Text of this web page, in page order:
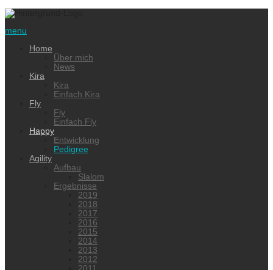
menu
Home
Über mich
News
Kira
Kira
Einfach Kira
Fly
Fly
Einfach Fly
Happy
Entwicklung
Pedigree
Agility
Aufbau
Slalom
Ergebnisse
2019
2018
2017
2016
2015
2014
2013
2012